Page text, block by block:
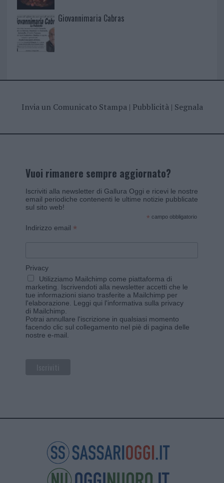
Giovannimaria Cabras
Invia un Comunicato Stampa| Pubblicità| Segnala
Vuoi rimanere sempre aggiornato?
Iscriviti alla newsletter di Gallura Oggi e ricevi le nostre
email periodiche contenenti le ultime notizie pubblicate
sul sito web!
* campo obbligatorio
Indirizzo email *
Privacy
Utilizziamo Mailchimp come piattaforma di
marketing. Iscrivendoti alla newsletter accetti che le
tue informazioni siano trasferite a Mailchimp per
l'elaborazione. Leggi qui l'informativa sulla privacy
di Mailchimp
Potrai annullare l'iscrizione in qualsiasi momento
facendo clic sul collegamento nel piè di pagina delle
nostre e-mail.